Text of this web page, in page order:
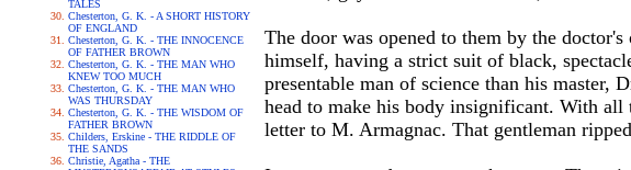
TALES
Chesterton, G. K. - A SHORT HISTORY
OF ENGLAND
Chesterton, G. K. - THE INNOCENCE
OF FATHER BROWN
Chesterton, G. K. - THE MAN WHO
KNEW TOO MUCH
Chesterton, G. K. - THE MAN WHO
WAS THURSDAY
Chesterton, G. K. - THE WISDOM OF
FATHER BROWN
Childers, Erskine - THE RIDDLE OF
THE SANDS
Christie, Agatha - THE
The door was opened to them by the
himself, having a strict suit of black,
presentable man of science than his
head to make his body insignificant. With
letter to M. Armagnac. That gentleman